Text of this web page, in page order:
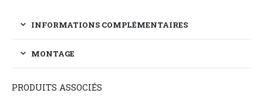
INFORMATIONS COMPLÉMENTAIRES
MONTAGE
PRODUITS ASSOCIÉS